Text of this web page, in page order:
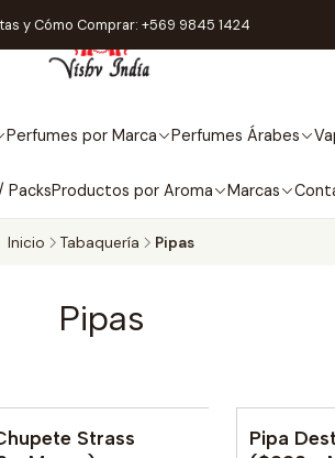
Perfumes por Marca Perfumes Árabes
PacksProductos por Aroma Marcas
y Cómo Comprar: +569 9845 1424
Inicio Tabaquería Pipas
Pipas
Strass
No
Pipa